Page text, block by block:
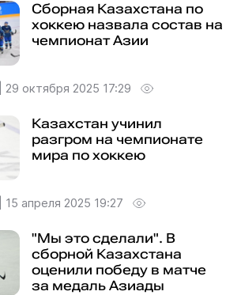
Сборная Казахстана по
хоккею назвала состав на
чемпионат Азии
29 октября 2025 17:29
Казахстан учинил
разгром на чемпионате
мира по хоккею
15 апреля 2025 19:27
"Мы это сделали". В
сборной Казахстана
оценили победу в матче
за медаль Азиады